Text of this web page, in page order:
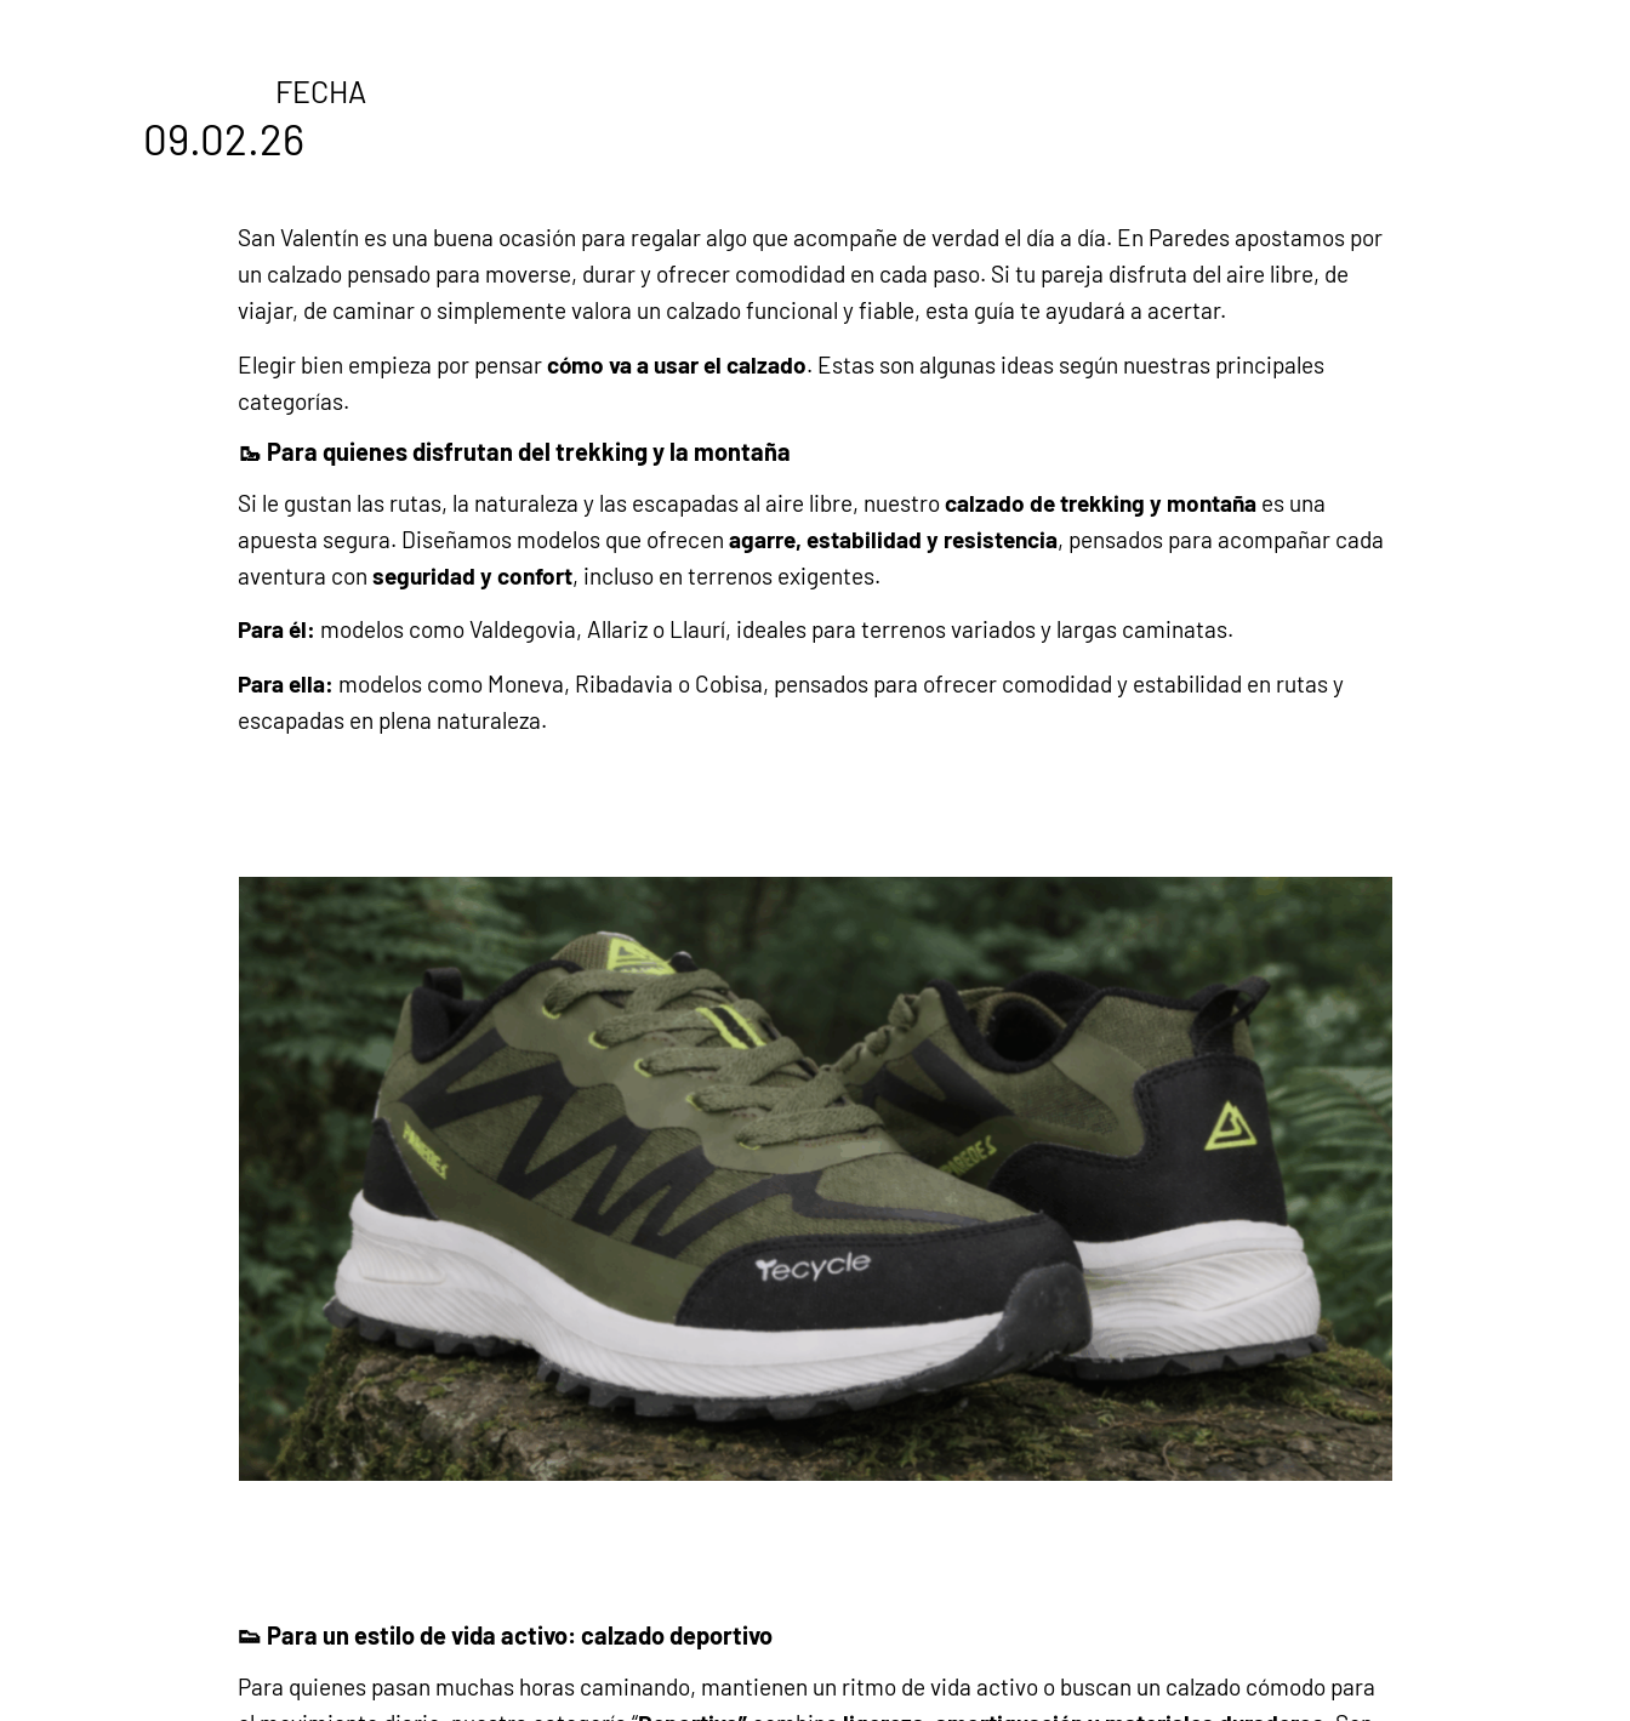
FECHA
09.02.26
San Valentín es una buena ocasión para regalar algo que acompañe de verdad el día a día. En Paredes apostamos por
un calzado pensado para moverse, durar y ofrecer comodidad en cada paso. Si tu pareja disfruta del aire libre, de
viajar, de caminar o simplemente valora un calzado funcional y fiable, esta guía te ayudará a acertar.
Elegir bien empieza por pensarcómo va a usar el calzado. Estas son algunas ideas según nuestras principales
categorías.
🥾 Para quienes disfrutan del trekking y la montaña
Si le gustan las rutas, la naturaleza y las escapadas al aire libre, nuestrocalzado de trekking y montaña es una
apuesta segura. Diseñamos modelos que ofrecenagarre, estabilidad y resistencia, pensados para acompañar cada
aventura conseguridad y confort, incluso en terrenos exigentes.
Para él: modelos comoValdegovia, Allariz o Llaurí, ideales para terrenos variados y largas caminatas.
Para ella: modelos como Moneva, Ribadavia o Cobisa, pensados para ofrecer comodidad y estabilidad en rutas y
escapadas en plena naturaleza.
👟 Para un estilo de vida activo: calzado deportivo
Para quienes pasan muchas horas caminando, mantienen un ritmo de vida activo o buscan un calzado cómodo para